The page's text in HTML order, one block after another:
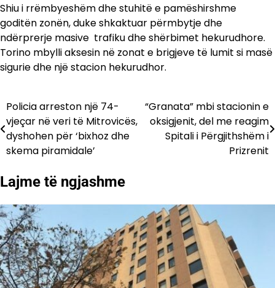
Shiu i rrëmbyeshëm dhe stuhitë e pamëshirshme
goditën zonën, duke shkaktuar përmbytje dhe
ndërprerje masive trafiku dhe shërbimet hekurudhore.
Torino mbylli aksesin në zonat e brigjeve të lumit si masë
sigurie dhe një stacion hekurudhor.
Lëvizje
te
postimet
Policia arreston një 74-
vjeçar në veri të Mitrovicës,
dyshohen për ‘bixhoz dhe
skema piramidale’
“Granata” mbi stacionin e
oksigjenit, del me reagim
Spitali i Përgjithshëm i
Prizrenit
Lajme të ngjashme